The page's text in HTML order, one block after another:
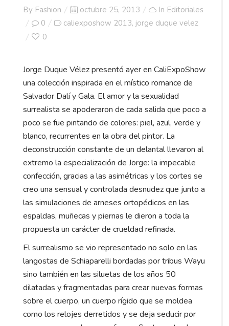
By Fashion
Posted
on
octubre 25, 2013 In Editoriales
0
caliexposhow 2013, jorge duque velez
0
Jorge Duque Vélez presentó ayer en CaliExpoShow
una colección inspirada en el místico romance de
Salvador Dalí y Gala. El amor y la sexualidad
surrealista se apoderaron de cada salida que poco a
poco se fue pintando de colores: piel, azul, verde y
blanco, recurrentes en la obra del pintor. La
deconstrucción constante de un delantal llevaron al
extremo la especialización de Jorge: la impecable
confección, gracias a las asimétricas y los cortes se
creo una sensual y controlada desnudez que junto a
las simulaciones de arneses ortopédicos en las
espaldas, muñecas y piernas le dieron a toda la
propuesta un carácter de crueldad refinada.
El surrealismo se vio representado no solo en las
langostas de Schiaparelli bordadas por tribus Wayu
sino también en las siluetas de los años 50
dilatadas y fragmentadas para crear nuevas formas
sobre el cuerpo, un cuerpo rígido que se moldea
como los relojes derretidos y se deja seducir por